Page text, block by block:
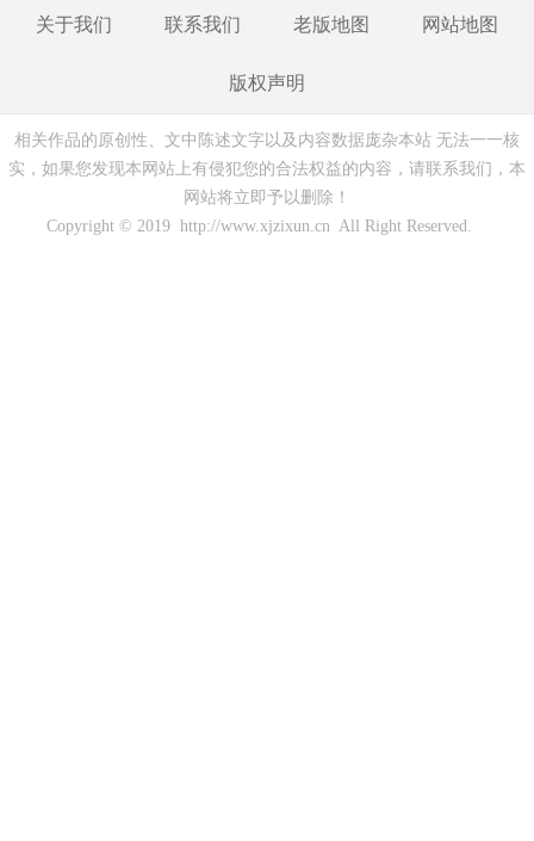
关于我们 联系我们 老版地图 网站地图
版权声明
相关作品的原创性、文中陈述文字以及内容数据庞杂本站 无法一一核
实，如果您发现本网站上有侵犯您的合法权益的内容，请联系我们，本
网站将立即予以删除！
Copyright © 2019 http://www.xjzixun.cn All Right Reserved.